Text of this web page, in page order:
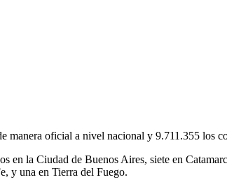
oficial a nivel nacional y 9.711.355 los
en la Ciudad de Buenos Aires, siete en
y una en Tierra del Fuego.